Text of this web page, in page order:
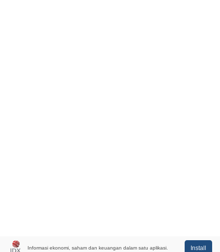
Informasi ekonomi, saham dan keuangan dalam satu aplikasi. Install